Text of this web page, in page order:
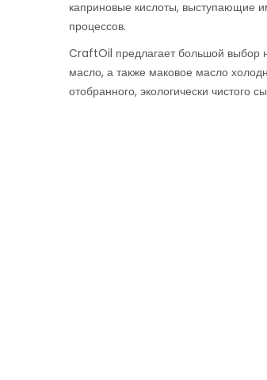
каприновые кислоты, выступающие
процессов.
CraftOil предлагает большой выбор
масло, а также маковое масло
отобранного, экологически чистого